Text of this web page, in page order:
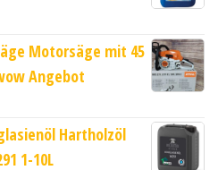
Motorsäge mit 45
Angebot
Hartholzöl
1-10L